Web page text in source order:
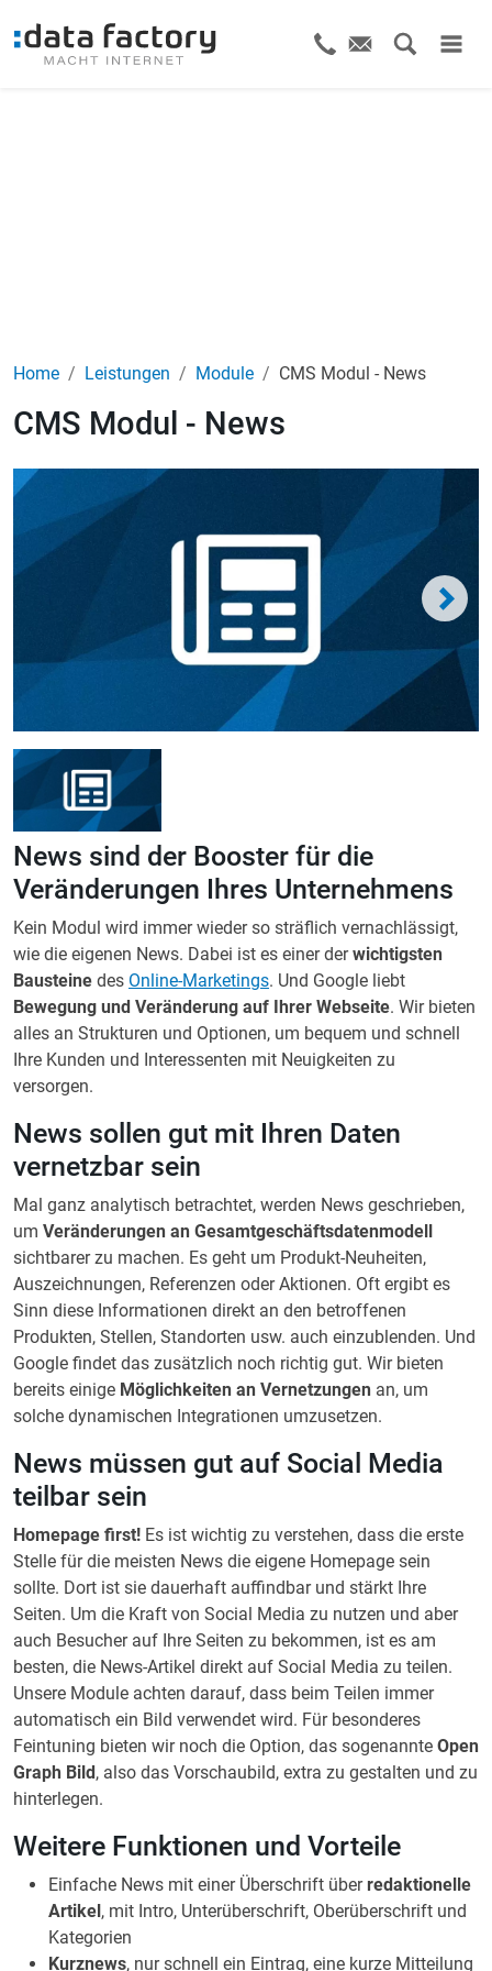
Home Leistungen Module CMS Modul - News
CMS Modul - News
News sind der Booster für die
Veränderungen Ihres Unternehmens
Kein Modul wird immer wieder so sträflich vernachlässigt,
wie die eigenen News. Dabei ist es einer derwichtigsten
Bausteine des Online-Marketings. Und Google liebt
Bewegung und Veränderung auf Ihrer Webseite. Wir bieten
alles an Strukturen und Optionen, um bequem und schnell
Ihre Kunden und Interessenten mit Neuigkeiten zu
versorgen.
News sollen gut mit Ihren Daten
vernetzbar sein
Mal ganz analytisch betrachtet, werden News geschrieben,
um Veränderungen an Gesamtgeschäftsdatenmodell
sichtbarer zu machen. Es geht um Produkt-Neuheiten,
Auszeichnungen, Referenzen oder Aktionen. Oft ergibt es
Sinn diese Informationen direkt an den betroffenen
Produkten, Stellen, Standorten usw. auch einzublenden. Und
Google findet das zusätzlich noch richtig gut. Wir bieten
bereits einige Möglichkeiten an Vernetzungen an, um
solche dynamischen Integrationen umzusetzen.
News müssen gut auf Social Media
teilbar sein
Homepage first! Es ist wichtig zu verstehen, dass die erste
Stelle für die meisten News die eigene Homepage sein
sollte. Dort ist sie dauerhaft auffindbar und stärkt Ihre
Seiten. Um die Kraft von Social Media zu nutzen und aber
auch Besucher auf Ihre Seiten zu bekommen, ist es am
besten, die News-Artikel direkt auf Social Media zu teilen.
Unsere Module achten darauf, dass beim Teilen immer
automatisch ein Bild verwendet wird. Für besonderes
Feintuning bieten wir noch die Option, das sogenannte Open
Graph Bild , also das Vorschaubild, extra zu gestalten und zu
hinterlegen.
Weitere Funktionen und Vorteile
Einfache News mit einer Überschrift überredaktionelle
Artikel , mit Intro, Unterüberschrift, Oberüberschrift und
Kategorien
Kurznews, nur schnell ein Eintrag, eine kurze Mitteilung